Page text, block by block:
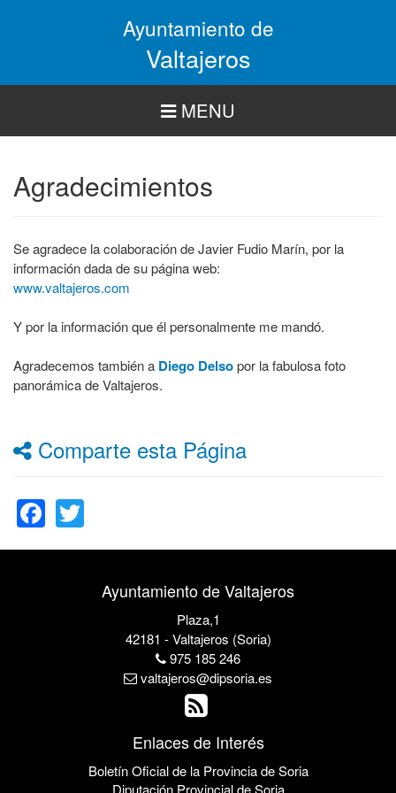
Ayuntamiento de
Valtajeros
MENU
Agradecimientos
Se agradece la colaboración de Javier Fudio Marín, por la
información dada de su página web:
www.valtajeros.com
Y por la información que él personalmente me mandó.
Agradecemos también a Diego Delsopor la fabulosa foto
panorámica de Valtajeros.
Comparte esta Página
Facebook
Ayuntamiento de Valtajeros
Plaza,1
42181 - Valtajeros (Soria)
975 185 246
valtajeros@dipsoria.es
Enlaces de Interés
Boletín Oficial de la Provincia de Soria
Diputación Provincial de Soria